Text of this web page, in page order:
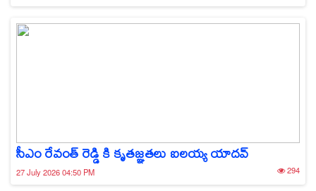
సీఎం రేవంత్ రెడ్డి కి కృతజ్ఞతలు ఐలయ్య యాదవ్
27 July 2026 04:50 PM 294